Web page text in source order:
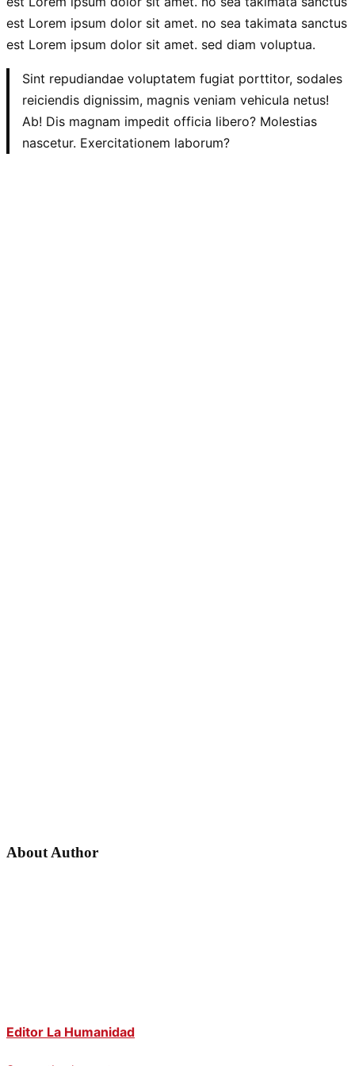
est Lorem ipsum dolor sit amet. no sea takimata sanctus
est Lorem ipsum dolor sit amet. sed diam voluptua.
Sint repudiandae voluptatem fugiat porttitor, sodales
reiciendis dignissim, magnis veniam vehicula netus!
Ab! Dis magnam impedit officia libero? Molestias
nascetur. Exercitationem laborum?
About Author
Editor La Humanidad